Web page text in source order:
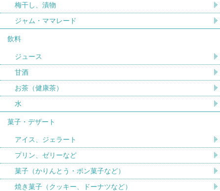
梅干し、漬物
ジャム・ママレード
飲料
ジュース
甘酒
お茶（健康茶）
水
菓子・デザート
アイス、ジェラート
プリン、ゼリーなど
菓子（かりんとう・ポン菓子など）
焼き菓子（クッキー、ドーナツなど）